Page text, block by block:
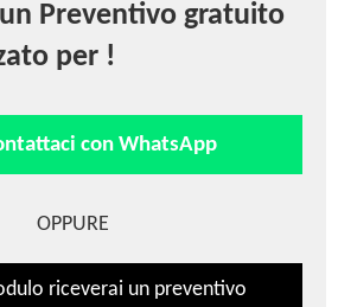
Preventivo gratuito
per !
con WhatsApp
OPPURE
riceverai un preventivo